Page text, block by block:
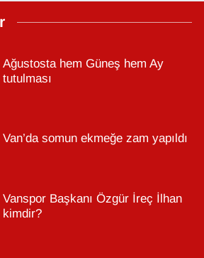
Ağustosta hem Güneş hem Ay
tutulması
Van’da somun ekmeğe zam yapıldı
Vanspor Başkanı Özgür İreç İlhan
kimdir?